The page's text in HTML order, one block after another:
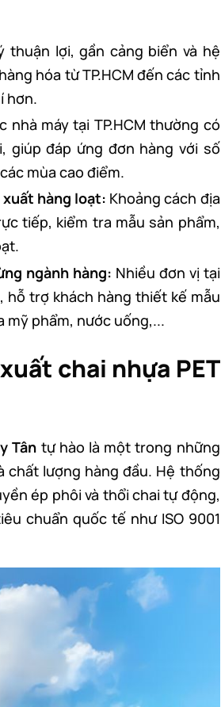
thuận lợi, gần cảng biển và hệ
hóa từ TP.HCM đến các tỉnh
hơn.
nhà máy tại TP.HCM thường có
giúp đáp ứng đơn hàng với số
mùa cao điểm.
hàng loạt: Khoảng cách địa
tiếp, kiểm tra mẫu sản phẩm,
ngành hàng: Nhiều đơn vị tại
hỗ trợ khách hàng thiết kế mẫu
mỹ phẩm, nước uống,...
chai nhựa PET
Tân tự hào là một trong những
chất lượng hàng đầu. Hệ thống
ép phôi và thổi chai tự động,
chuẩn quốc tế như ISO 9001